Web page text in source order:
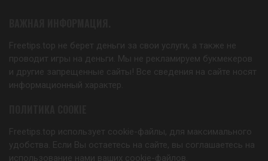
Freetips.top не берет деньги за свои услуги, а также не
проводит игры на деньги. Мы не рекламируем букмекеров
и другие запрещенные сайты! Все сведения на сайте носят
информационный характер.
Freetips.top использует cookie-файлы, для максимального
удобства. Если Вы остаетесь на сайте, вы соглашаетесь на
использование нами ваших cookie-файлов.